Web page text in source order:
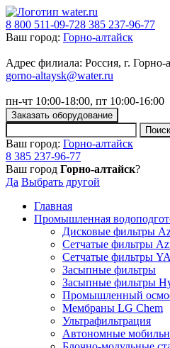
8 800 511-09-728 385 237-96-77
Ваш город: Горно-алтайск
Адрес филиала: Россия, г. Горно-
gorno-altaysk@water.ru
пн-чт 10:00-18:00, пт 10:00-16:00
Заказать оборудование
Ваш город: Горно-алтайск
8 385 237-96-77
Ваш город Горно-алтайск?
Да Выбрать другой
Главная
Промышленная
Дисковые фильтры
Сетчатые фильтры
Сетчатые фильтры
Засыпные фильтры
Засыпные фильтры
Промышленный
Мембраны LG Chem
Ультрафильтрация
Автономные